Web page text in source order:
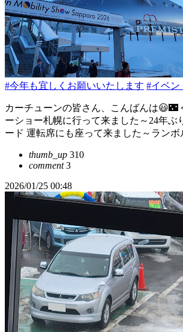
#今年も宜しくお願いいたします #イベン
カーチューンの皆さん、こんばんは😃🌃
ーショー札幌に行って来ました～24年ぶ
ード 運転席にも座って来ました～ランボ
thumb_up 310
comment3
2026/01/25 00:48